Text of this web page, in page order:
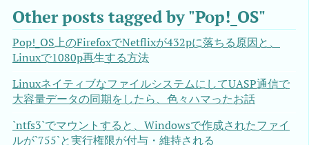
Other posts tagged by "Pop!_OS"
Pop!_OS上のFirefoxでNetflixが432pに落ちる原因と、
Linuxで1080p再生する方法
LinuxネイティブなファイルシステムにしてUASP通信で
大容量データの同期をしたら、色々ハマったお話
`ntfs3`でマウントすると、Windowsで作成されたファイ
ルが`755`と実行権限が付与・維持される